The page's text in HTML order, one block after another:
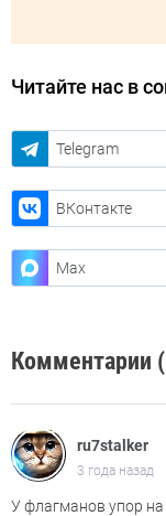
Читайте нас в
Telegram
ВКонтакте
Max
Комментарии
ru7stalker
3 года назад
У флагманов упор